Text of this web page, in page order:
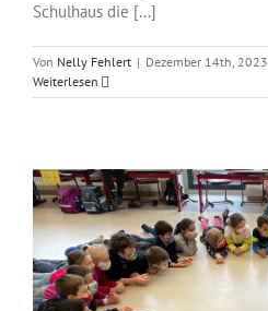
Schulhaus die [...]
Von Nelly Fehlert | Dezember 14th, 2023
Weiterlesen